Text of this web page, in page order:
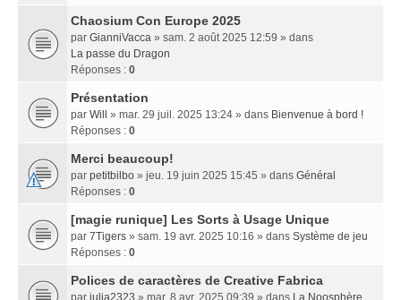
Chaosium Con Europe 2025
par GianniVacca » sam. 2 août 2025 12:59 » dans
La passe du Dragon
Réponses : 0
Présentation
par Will » mar. 29 juil. 2025 13:24 » dans Bienvenue à bord !
Réponses : 0
Merci beaucoup!
par petitbilbo » jeu. 19 juin 2025 15:45 » dans Général
Réponses : 0
[magie runique] Les Sorts à Usage Unique
par 7Tigers » sam. 19 avr. 2025 10:16 » dans Système de jeu
Réponses : 0
Polices de caractères de Creative Fabrica
par julia2323 » mar. 8 avr. 2025 09:39 » dans La Noosphère